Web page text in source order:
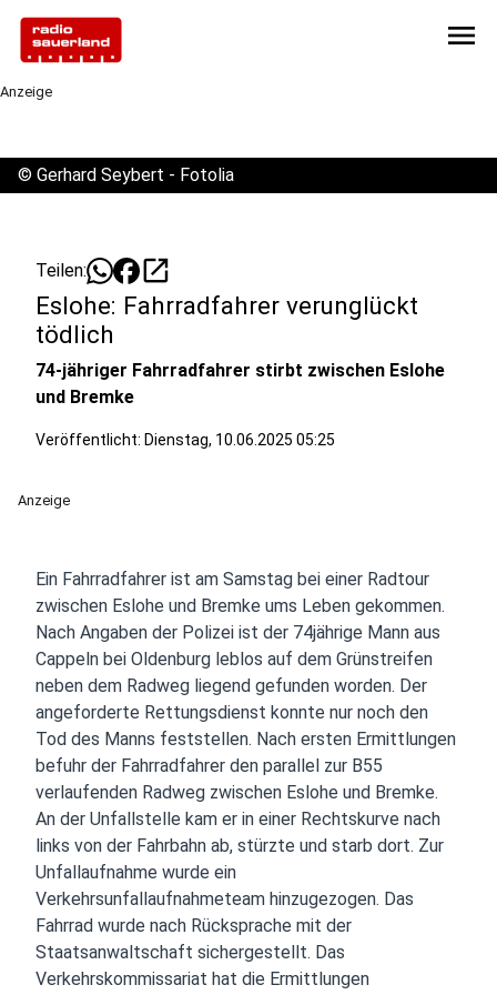
menu
Anzeige
© Gerhard Seybert - Fotolia
Teilen: open_in_new
Eslohe: Fahrradfahrer verunglückt
tödlich
74-jähriger Fahrradfahrer stirbt zwischen Eslohe
und Bremke
Veröffentlicht: Dienstag, 10.06.2025 05:25
Anzeige
Ein Fahrradfahrer ist am Samstag bei einer Radtour
zwischen Eslohe und Bremke ums Leben gekommen.
Nach Angaben der Polizei ist der 74jährige Mann aus
Cappeln bei Oldenburg leblos auf dem Grünstreifen
neben dem Radweg liegend gefunden worden. Der
angeforderte Rettungsdienst konnte nur noch den
Tod des Manns feststellen. Nach ersten Ermittlungen
befuhr der Fahrradfahrer den parallel zur B55
verlaufenden Radweg zwischen Eslohe und Bremke.
An der Unfallstelle kam er in einer Rechtskurve nach
links von der Fahrbahn ab, stürzte und starb dort. Zur
Unfallaufnahme wurde ein
Verkehrsunfallaufnahmeteam hinzugezogen. Das
Fahrrad wurde nach Rücksprache mit der
Staatsanwaltschaft sichergestellt. Das
Verkehrskommissariat hat die Ermittlungen